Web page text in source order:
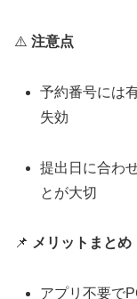
⚠️ 注意点
予約番号には
失効
提出日に合わ
とが大切
📌 メリットまとめ
アプリ不要で